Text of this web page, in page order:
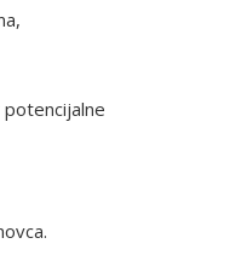
potencijalne